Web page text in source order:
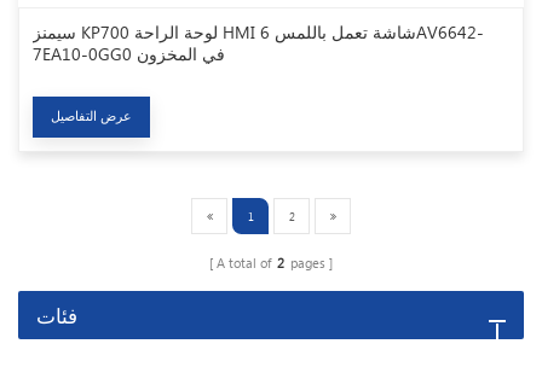
سيمنز KP700 لوحة الراحة HMI شاشة تعمل باللمس 6AV6642-
7EA10-0GG0 في المخزون
عرض التفاصيل
1 2
A total of 2 pages
فئات